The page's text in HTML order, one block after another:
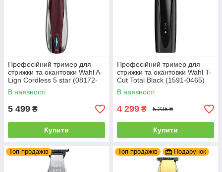
Професійний тример для
стрижки та окантовки Wahl A-
Lign Cordless 5 star (08172-
016)
В наявності
5 499 ₴
Купити
Професійний тример для
стрижки та окантовки Wahl T-
Cut Total Black (1591-0465)
В наявності
4 299 ₴ 5 235 ₴
Купити
Топ продажів Топ продажів Подарунок